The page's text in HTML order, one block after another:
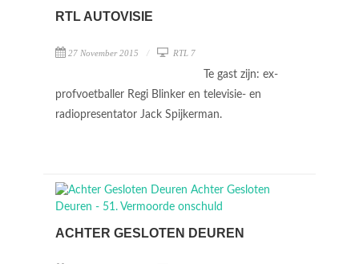
RTL AUTOVISIE
27 November 2015 RTL 7
Te gast zijn: ex-
profvoetballer Regi Blinker en televisie- en
radiopresentator Jack Spijkerman.
ACHTER GESLOTEN DEUREN